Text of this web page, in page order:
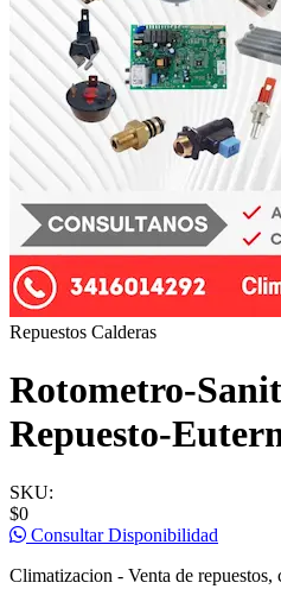
Repuestos Calderas
Rotometro-
Repuesto-
SKU:
$0
Consultar Disponibilidad
Climatizacion - Venta de